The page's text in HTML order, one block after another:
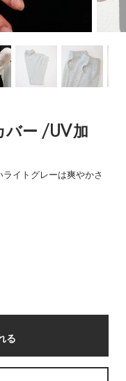
バー /UV加
イトグレーは爽やかさ
る